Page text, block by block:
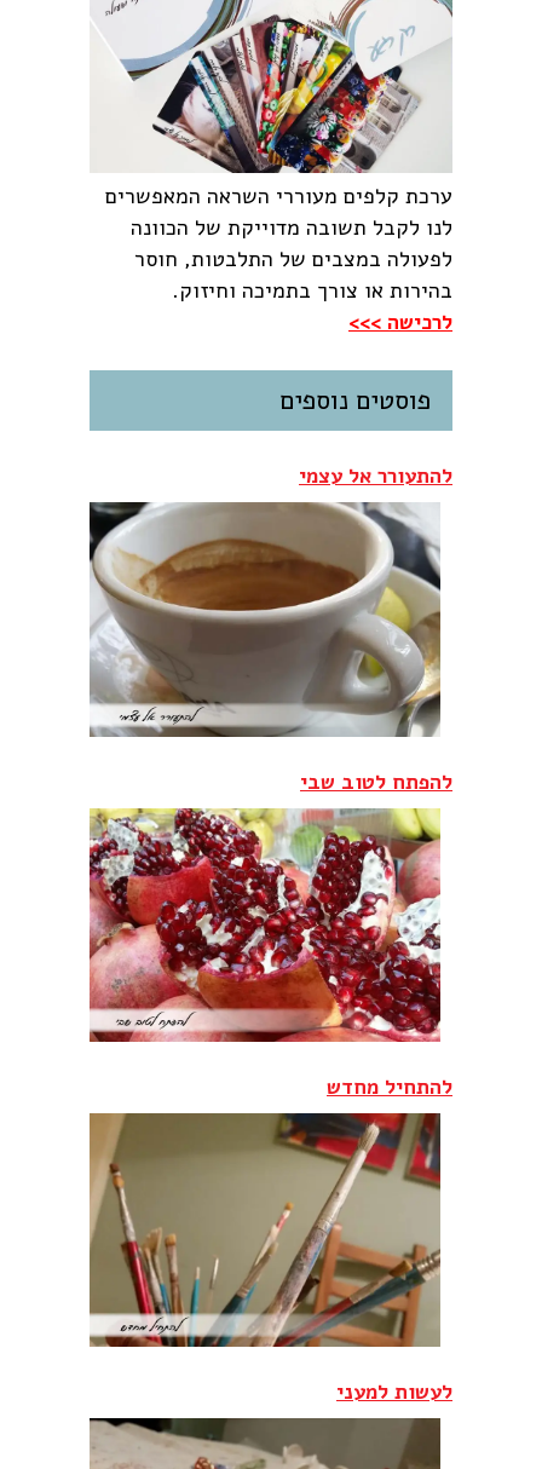
ערכת קלפים מעוררי השראה המאפשרים
לנו לקבל תשובה מדוייקת של הכוונה
לפעולה במצבים של התלבטות, חוסר
בהירות או צורך בתמיכה וחיזוק.
לרכישה >>>
פוסטים נוספים
להתעורר אל עצמי
להפתח לטוב שבי
להתחיל מחדש
לעשות למעני